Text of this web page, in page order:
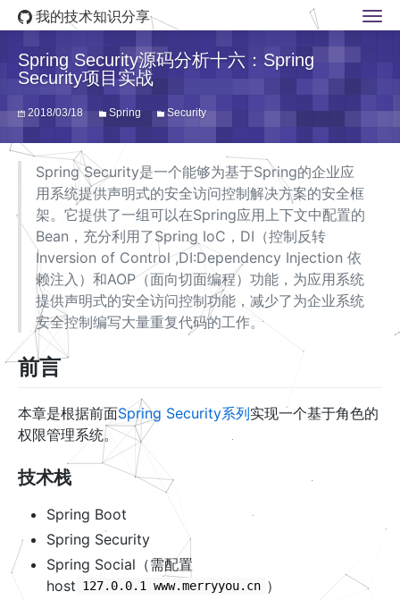
我的技术知识分享
Spring Security源码分析十六：Spring
Security项目实战
2018/03/18 Spring Security
Spring Security是一个能够为基于Spring的企业应
用系统提供声明式的安全访问控制解决方案的安全框
架。它提供了一组可以在Spring应用上下文中配置的
Bean，充分利用了Spring IoC，DI（控制反转
Inversion of Control ,DI:Dependency Injection 依
赖注入）和AOP（面向切面编程）功能，为应用系统
提供声明式的安全访问控制功能，减少了为企业系统
安全控制编写大量重复代码的工作。
前言
本章是根据前面Spring Security系列实现一个基于角色的
权限管理系统。
技术栈
Spring Boot
Spring Security
Spring Social（需配置
host 127.0.0.1 www.merryyou.cn ）